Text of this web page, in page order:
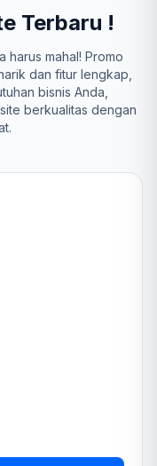
Terbaru !
mahal! Promo
dan fitur lengkap,
bisnis Anda,
berkualitas dengan